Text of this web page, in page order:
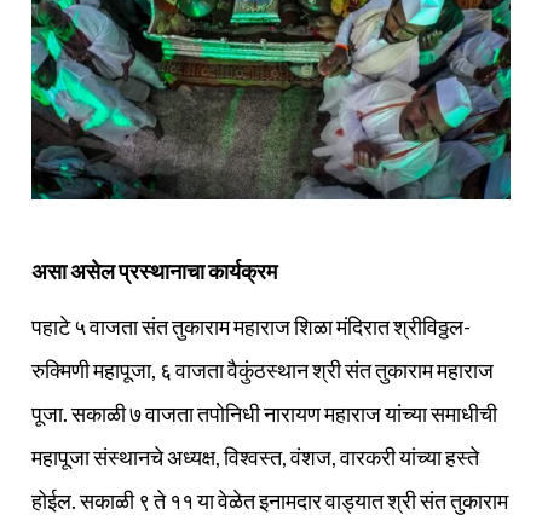
असा असेल प्रस्थानाचा कार्यक्रम
पहाटे ५ वाजता संत तुकाराम महाराज शिळा मंदिरात श्रीविठ्ठल-
रुक्मिणी महापूजा, ६ वाजता वैकुंठस्थान श्री संत तुकाराम महाराज
पूजा. सकाळी ७ वाजता तपोनिधी नारायण महाराज यांच्या समाधीची
महापूजा संस्थानचे अध्यक्ष, विश्वस्त, वंशज, वारकरी यांच्या हस्ते
होईल. सकाळी ९ ते ११ या वेळेत इनामदार वाड्यात श्री संत तुकाराम